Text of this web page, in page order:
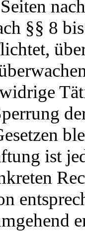
§§ 8
ist